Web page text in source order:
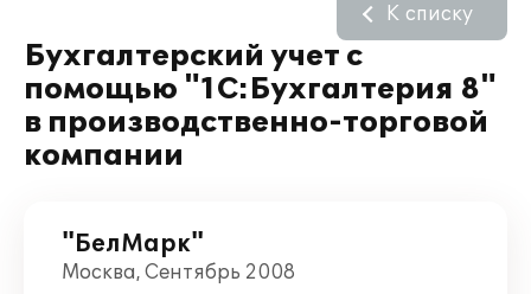
Бухгалтерский учет с
помощью "1С:Бухгалтерия 8"
в производственно-торговой
компании
К списку
"БелМарк"
Москва, Сентябрь 2008